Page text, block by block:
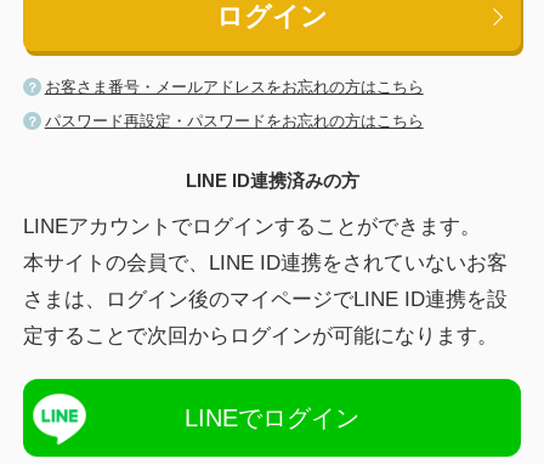
ログイン
お客さま番号・メールアドレスをお忘れの方はこちら
パスワード再設定・パスワードをお忘れの方はこちら
LINE ID連携済みの方
LINEアカウントでログインすることができます。
本サイトの会員で、LINE ID連携をされていないお客
さまは、ログイン後のマイページでLINE ID連携を設
定することで次回からログインが可能になります。
LINEでログイン